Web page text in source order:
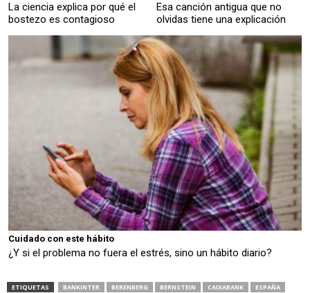
La ciencia explica por qué el
bostezo es contagioso
Esa canción antigua que no
olvidas tiene una explicación
Cuidado con este hábito
¿Y si el problema no fuera el estrés, sino un hábito diario?
ETIQUETAS BANKINTER BERENBERG BERNSTEIN CAIXABANK
ESPAÑA